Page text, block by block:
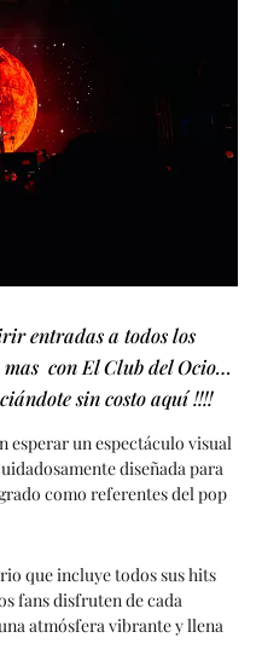
entradas a todos los
mas con El Club del Ocio…
sin costo aquí !!!!
esperar un espectáculo visual
diseñada para
como referentes del pop
que incluye todos sus hits
fans disfruten de cada
atmósfera vibrante y llena